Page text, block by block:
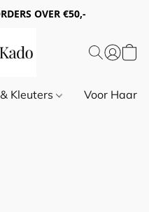
OVER €50,-
Kleuters Voor Haar